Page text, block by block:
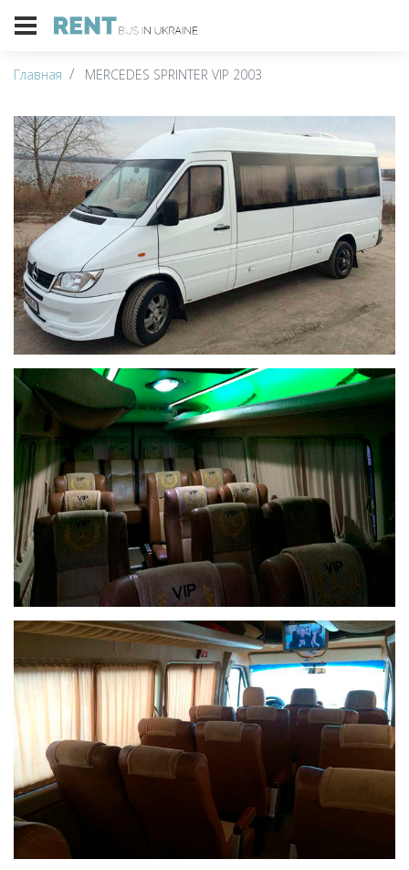
Главная MERCEDES SPRINTER VIP 2003